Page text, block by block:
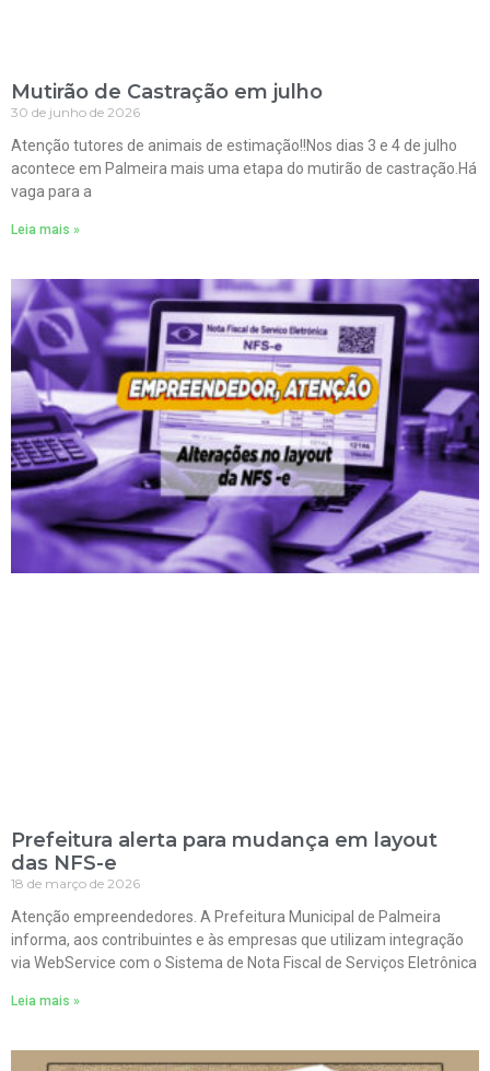
Mutirão de Castração em julho
30 de junho de 2026
Atenção tutores de animais de estimação!!Nos dias 3 e 4 de julho
acontece em Palmeira mais uma etapa do mutirão de castração.Há
vaga para a
Leia mais »
Prefeitura alerta para mudança em layout
das NFS-e
18 de março de 2026
Atenção empreendedores. A Prefeitura Municipal de Palmeira
informa, aos contribuintes e às empresas que utilizam integração
via WebService com o Sistema de Nota Fiscal de Serviços Eletrônica
Leia mais »